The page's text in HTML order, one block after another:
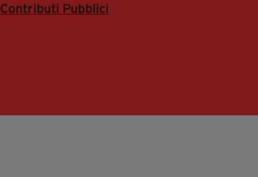
Contributi Pubblici